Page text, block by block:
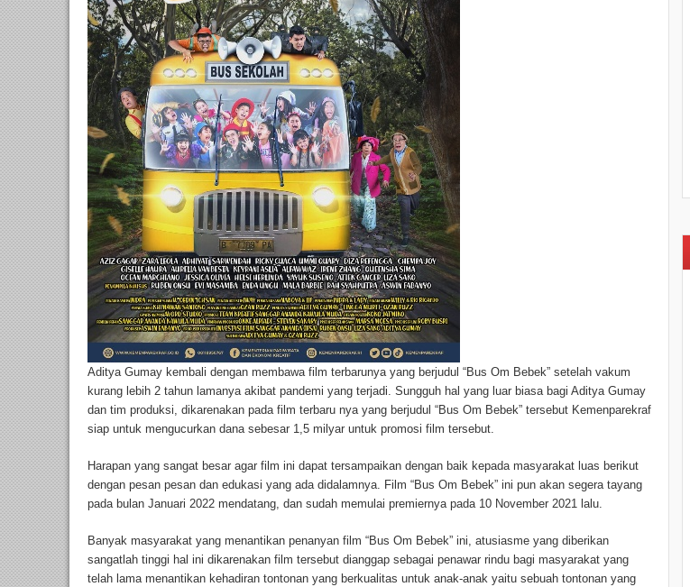
Aditya Gumay kembali dengan membawa film terbarunya yang berjudul “Bus Om Bebek” setelah vakum
kurang lebih 2 tahun lamanya akibat pandemi yang terjadi. Sungguh hal yang luar biasa bagi Aditya Gumay
dan tim produksi, dikarenakan pada film terbaru nya yang berjudul “Bus Om Bebek” tersebut Kemenparekraf
siap untuk mengucurkan dana sebesar 1,5 milyar untuk promosi film tersebut.
Harapan yang sangat besar agar film ini dapat tersampaikan dengan baik kepada masyarakat luas berikut
dengan pesan pesan dan edukasi yang ada didalamnya. Film “Bus Om Bebek” ini pun akan segera tayang
pada bulan Januari 2022 mendatang, dan sudah memulai premiernya pada 10 November 2021 lalu.
Banyak masyarakat yang menantikan penanyan film “Bus Om Bebek” ini, atusiasme yang diberikan
sangatlah tinggi hal ini dikarenakan film tersebut dianggap sebagai penawar rindu bagi masyarakat yang
telah lama menantikan kehadiran tontonan yang berkualitas untuk anak-anak yaitu sebuah tontonan yang